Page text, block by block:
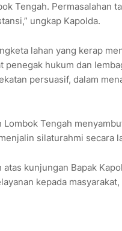
Tengah. Permasalahan
ungkap Kapolda.
lahan yang kerap
penegak hukum dan
persuasif, dalam
Lombok Tengah
silaturahmi secara
kunjungan Bapak
kepada